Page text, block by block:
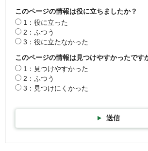
このページの情報は役に立ちましたか？
1：役に立った
2：ふつう
3：役に立たなかった
このページの情報は見つけやすかったです
1：見つけやすかった
2：ふつう
3：見つけにくかった
送信